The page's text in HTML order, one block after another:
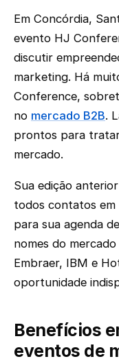
Em Concórdia,
evento HJ
discutir
marketing. Há
Conference,
no mercado B2B.
prontos para
mercado.
Sua edição
todos contatos em
para sua agenda
nomes do
Embraer, IBM e
oportunidade
Benefícios
eventos de